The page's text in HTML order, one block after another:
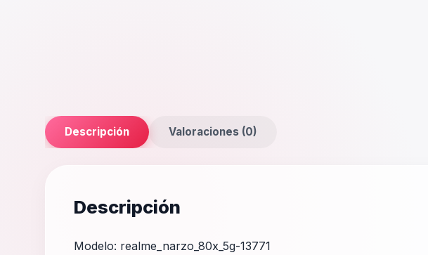
Descripción Valoraciones (0)
Descripción
Modelo: realme_narzo_80x_5g-13771